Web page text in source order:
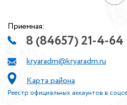
Приемная:
8 (84657) 21-4-64
kryaradm@kryaradm.ru
Карта района
Реестр официальных аккаунтов в